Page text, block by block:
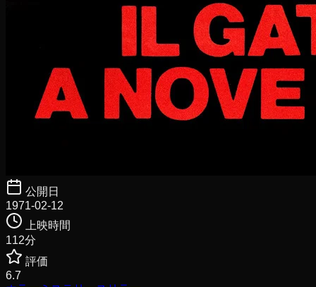
公開日
1971-02-12
上映時間
112分
評価
6.7